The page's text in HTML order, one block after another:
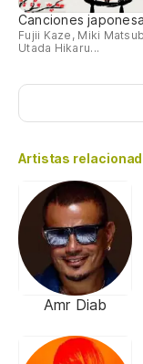
Canciones
Fujii Kaze, Miki
Utada Hikaru...
Artistas
Amr Diab